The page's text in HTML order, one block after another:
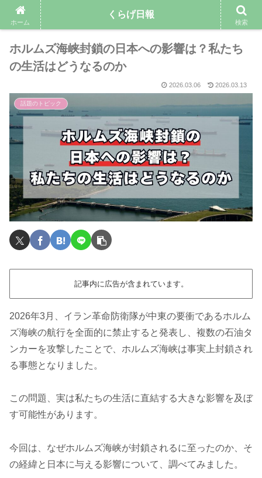
ホルムズ海峡封鎖の日本への影響は？私たち
の生活はどうなるのか
2026.03.06 2026.03.13
話題のトピック
記事内に広告が含まれています。
2026年3月、イラン革命防衛隊が中東の要衝であるホルム
ズ海峡の航行を全面的に禁止すると発表し、複数の石油タ
ンカーを攻撃したことで、ホルムズ海峡は事実上封鎖され
る事態となりました。
この問題、実は私たちの生活に直結する大きな影響を及ぼ
す可能性があります。
今回は、なぜホルムズ海峡が封鎖されるに至ったのか、そ
の経緯と日本に与える影響について、調べてみました。
ホーム
くらげ日報
検索